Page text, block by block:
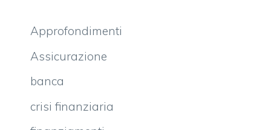
100 miliardi di dollari di
risarcimento per le conseguenze negative
provocate in seguito alla vicenda che, nel
“lontano” 2008, aveva dato il via allo scoppio